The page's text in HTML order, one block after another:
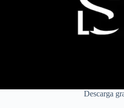
Descarga